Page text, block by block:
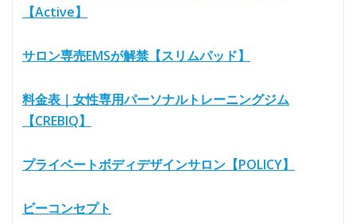
【Active】
サロン専売EMSが解禁【スリムパッド】
料金表｜女性専用パーソナルトレーニングジム
【CREBIQ】
プライベートボディデザインサロン【POLICY】
ビーコンセプト